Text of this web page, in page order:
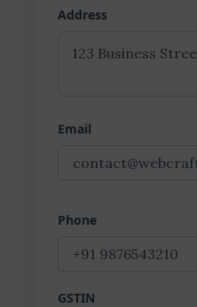
Address
Email
Phone
GSTIN